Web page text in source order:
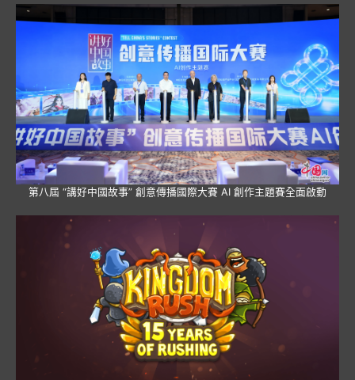
第八屆 “講好中國故事” 創意傳播國際大賽 AI 創作主題賽全面啟動